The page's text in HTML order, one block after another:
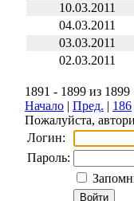
10.03.2011
04.03.2011
03.03.2011
02.03.2011
1891 - 1899 из 1899
Начало | Пред. | 186
Пожалуйста,
Логин:
Пароль: